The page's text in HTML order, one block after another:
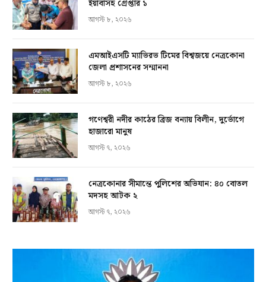
ইয়াবাসহ গ্রেপ্তার ১
আগস্ট ৮, ২০২৬
এমআইএসটি ম্যাভিরভ টিমের বিশ্বজয়ে নেত্রকোনা
জেলা প্রশাসনের সম্মাননা
আগস্ট ৮, ২০২৬
গণেশ্বরী নদীর কাঠের ব্রিজ বন্যায় বিলীন, দুর্ভোগে
হাজারো মানুষ
আগস্ট ৭, ২০২৬
নেত্রকোনার সীমান্তে পুলিশের অভিযান: ৪০ বোতল
মদসহ আটক ২
আগস্ট ৭, ২০২৬